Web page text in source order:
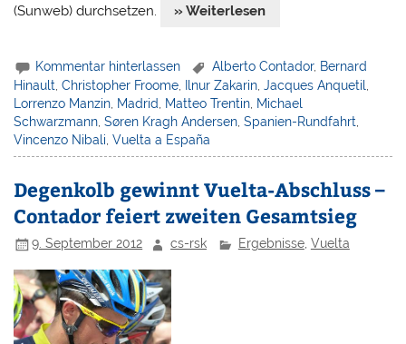
(Sunweb) durchsetzen. » Weiterlesen
Kommentar hinterlassen Alberto Contador, Bernard
Hinault ,Christopher Froome Ilnur Zakarin ,Jacques Anquetil
Lorrenzo Manzin Madrid Matteo Trentin Michael
Schwarzmann ,Søren Kragh Andersen ,Spanien-Rundfahrt
Vincenzo Nibali ,Vuelta a España
Degenkolb gewinnt Vuelta-Abschluss –
Contador feiert zweiten Gesamtsieg
9. September 2012 cs-rsk Ergebnisse, Vuelta